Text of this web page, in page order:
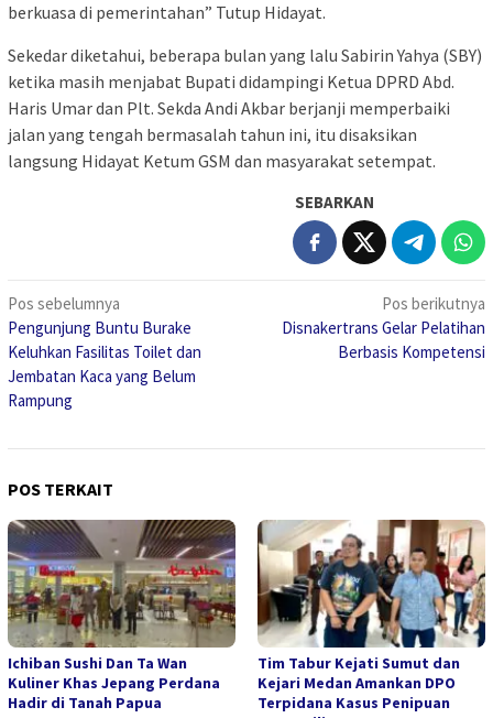
berkuasa di pemerintahan” Tutup Hidayat.
Sekedar diketahui, beberapa bulan yang lalu Sabirin Yahya (SBY)
ketika masih menjabat Bupati didampingi Ketua DPRD Abd.
Haris Umar dan Plt. Sekda Andi Akbar berjanji memperbaiki
jalan yang tengah bermasalah tahun ini, itu disaksikan
langsung Hidayat Ketum GSM dan masyarakat setempat.
SEBARKAN
Navigasi
pos
Pos sebelumnya
Pengunjung Buntu Burake
Keluhkan Fasilitas Toilet dan
Jembatan Kaca yang Belum
Rampung
Pos berikutnya
Disnakertrans Gelar Pelatihan
Berbasis Kompetensi
POS TERKAIT
Ichiban Sushi Dan Ta Wan
Kuliner Khas Jepang Perdana
Hadir di Tanah Papua
Tim Tabur Kejati Sumut dan
Kejari Medan Amankan DPO
Terpidana Kasus Penipuan